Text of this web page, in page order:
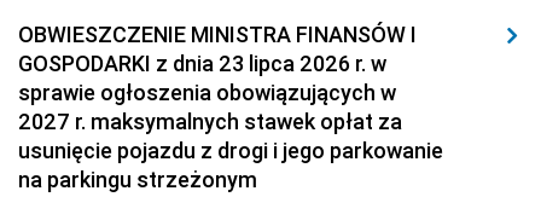
OBWIESZCZENIE MINISTRA FINANSÓW I
GOSPODARKI z dnia 23 lipca 2026 r. w
sprawie ogłoszenia obowiązujących w
2027 r. maksymalnych stawek opłat za
usunięcie pojazdu z drogi i jego parkowanie
na parkingu strzeżonym